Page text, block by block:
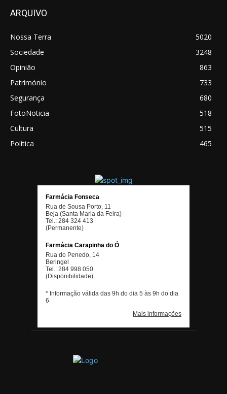
ARQUIVO
Nossa Terra
5020
Sociedade
3248
Opinião
863
Património
733
Segurança
680
FotoNoticia
518
Cultura
515
Política
465